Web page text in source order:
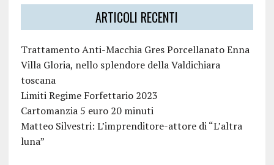
ARTICOLI RECENTI
Trattamento Anti-Macchia Gres Porcellanato Enna
Villa Gloria, nello splendore della Valdichiara
toscana
Limiti Regime Forfettario 2023
Cartomanzia 5 euro 20 minuti
Matteo Silvestri: L’imprenditore-attore di “L’altra
luna”